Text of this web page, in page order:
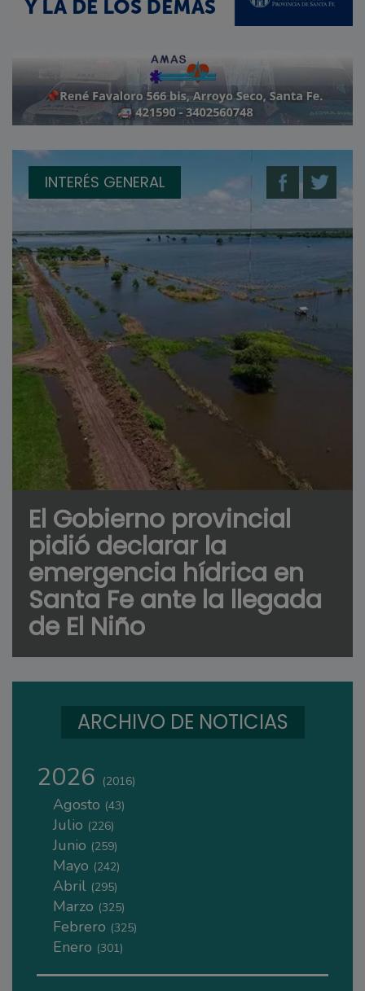
INTERÉS GENERAL
El Gobierno provincial
pidió declarar la
emergencia hídrica en
Santa Fe ante la llegada
de El Niño
ARCHIVO DE NOTICIAS
2026 (2016)
Agosto (43)
Julio (226)
Junio (259)
Mayo (242)
Abril (295)
Marzo (325)
Febrero (325)
Enero (301)